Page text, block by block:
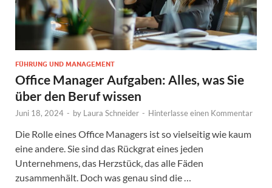
FÜHRUNG UND MANAGEMENT
Office Manager Aufgaben: Alles, was Sie
über den Beruf wissen
Juni 18, 2024 - by Laura Schneider - Hinterlasse einen Kommentar
Die Rolle eines Office Managers ist so vielseitig wie kaum
eine andere. Sie sind das Rückgrat eines jeden
Unternehmens, das Herzstück, das alle Fäden
zusammenhält. Doch was genau sind die …